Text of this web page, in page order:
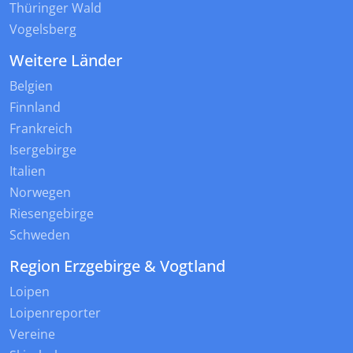
Thüringer Wald
Vogelsberg
Weitere Länder
Belgien
Finnland
Frankreich
Isergebirge
Italien
Norwegen
Riesengebirge
Schweden
Region Erzgebirge & Vogtland
Loipen
Loipenreporter
Vereine